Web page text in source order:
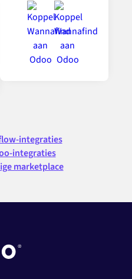
integraties
integraties
marketplace